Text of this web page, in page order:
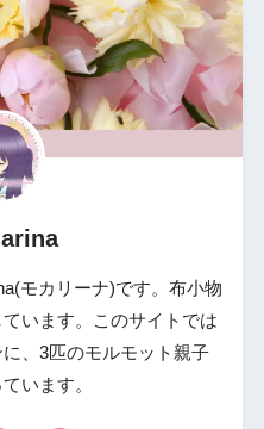
モカリーナ)です。布小物
います。このサイトでは
、3匹のモルモット親子
います。